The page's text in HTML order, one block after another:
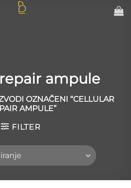
ampule
OZNAČENI “CELLULAR
AMPULE”
FILTER